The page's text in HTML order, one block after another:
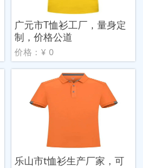
广元市T恤衫工厂，量身定
制，价格公道
价格：¥ 0
乐山市t恤衫生产厂家，可